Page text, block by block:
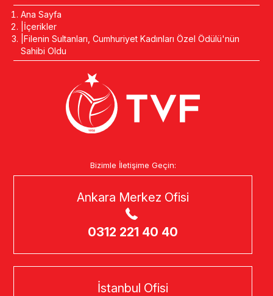
Ana Sayfa
İçerikler
Filenin Sultanları, Cumhuriyet Kadınları Özel Ödülü'nün
Sahibi Oldu
Bizimle İletişime Geçin:
Ankara Merkez Ofisi
0312 221 40 40
İstanbul Ofisi